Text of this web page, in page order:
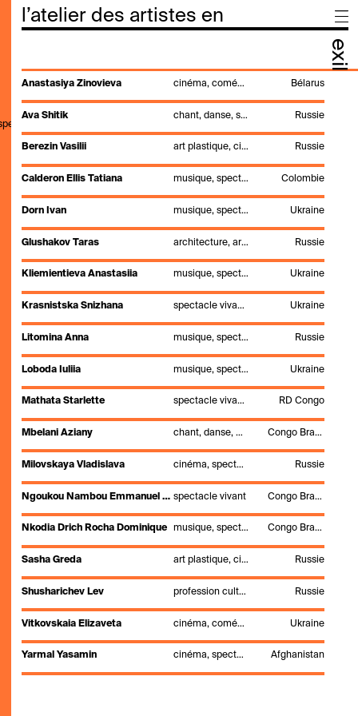
l’atelier des artistes en
exil
Anastasiya Zinovieva cinéma, comédie, performance, réalisation, spectacle vivant, vidéo Bélarus
Ava Shitik chant, danse, spectacle vivant Russie
Berezin Vasilii art plastique, cinéma, musique, spectacle vivant Russie
Calderon Ellis Tatiana musique, spectacle vivant Colombie
Dorn Ivan musique, spectacle vivant Ukraine
Glushakov Taras architecture, art visuel, design d'intérieur, ingénieur, installation, production, scénographie, spectacle vivant Russie
Kliemientieva Anastasiia musique, spectacle vivant Ukraine
Krasnistska Snizhana spectacle vivant, théâtre Ukraine
Litomina Anna musique, spectacle vivant Russie
Loboda Iuliia musique, spectacle vivant Ukraine
Mathata Starlette spectacle vivant, théâtre RD Congo
Mbelani Aziany chant, danse, musique, percussions, spectacle vivant Congo Brazzaville
Milovskaya Vladislava cinéma, spectacle vivant Russie
Ngoukou Nambou Emmanuel Loïck spectacle vivant Congo Brazzaville
Nkodia Drich Rocha Dominique musique, spectacle vivant Congo Brazzaville
Sasha Greda art plastique, cinéma, spectacle vivant Russie
Shusharichev Lev profession culturelle, spectacle vivant Russie
Vitkovskaia Elizaveta cinéma, comédie, performance, réalisation, spectacle vivant Ukraine
Yarmal Yasamin cinéma, spectacle vivant Afghanistan